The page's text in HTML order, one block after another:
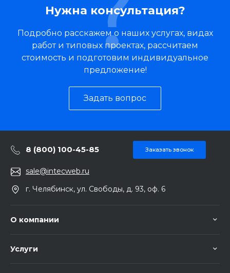
Нужна консультация?
Подробно расскажем о наших услугах, видах
работ и типовых проектах, рассчитаем
стоимость и подготовим индивидуальное
предложение!
Задать вопрос
8 (800) 100-45-85 Заказать звонок
sale@intecweb.ru
г. Челябинск, ул. Свободы, д. 93, оф. 6
О компании
Услуги